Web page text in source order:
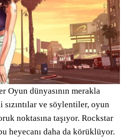
Oyun dünyasının merakla
ve söylentiler, oyun
noktasına taşıyor. Rockstar
heyecanı daha da körüklüyor.